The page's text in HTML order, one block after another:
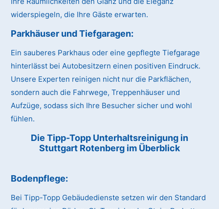
widerspiegeln, die Ihre Gäste erwarten.
Parkhäuser und Tiefgaragen:
Ein sauberes Parkhaus oder eine gepflegte Tiefgarage
hinterlässt bei Autobesitzern einen positiven Eindruck.
Unsere Experten reinigen nicht nur die Parkflächen,
sondern auch die Fahrwege, Treppenhäuser und
Aufzüge, sodass sich Ihre Besucher sicher und wohl
fühlen.
Die Tipp-Topp Unterhaltsreinigung in
Stuttgart Rotenberg im Überblick
Bodenpflege:
Bei Tipp-Topp Gebäudedienste setzen wir den Standard